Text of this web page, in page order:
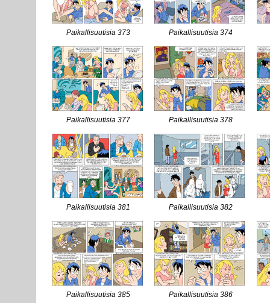
Paikallisuutisia 373 Paikallisuutisia 374
Paikallisuutisia 377 Paikallisuutisia 378
Paikallisuutisia 381 Paikallisuutisia 382
Paikallisuutisia 385 Paikallisuutisia 386